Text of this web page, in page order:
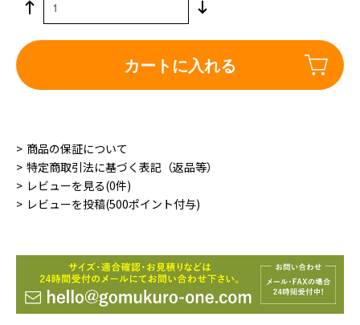
カートに入れる
商品の保証について
特定商取引法に基づく表記（返品等）
レビューを見る(0件)
レビューを投稿(500ポイント付与)